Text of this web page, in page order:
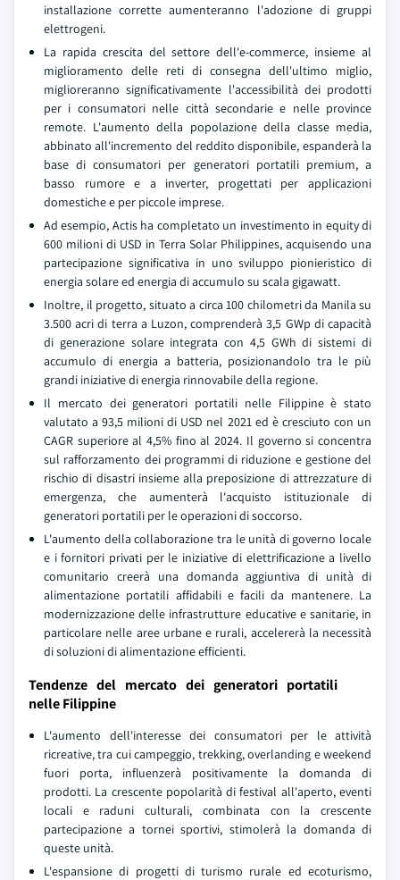
installazione corrette aumenteranno l'adozione di gruppi
elettrogeni.
La rapida crescita del settore dell'e-commerce, insieme al
miglioramento delle reti di consegna dell'ultimo miglio,
miglioreranno significativamente l'accessibilità dei prodotti
per i consumatori nelle città secondarie e nelle province
remote. L'aumento della popolazione della classe media,
abbinato all'incremento del reddito disponibile, espanderà la
base di consumatori per generatori portatili premium, a
basso rumore e a inverter, progettati per applicazioni
domestiche e per piccole imprese.
Ad esempio, Actis ha completato un investimento in equity di
600 milioni di USD in Terra Solar Philippines, acquisendo una
partecipazione significativa in uno sviluppo pionieristico di
energia solare ed energia di accumulo su scala gigawatt.
Inoltre, il progetto, situato a circa 100 chilometri da Manila su
3.500 acri di terra a Luzon, comprenderà 3,5 GWp di capacità
di generazione solare integrata con 4,5 GWh di sistemi di
accumulo di energia a batteria, posizionandolo tra le più
grandi iniziative di energia rinnovabile della regione.
Il mercato dei generatori portatili nelle Filippine è stato
valutato a 93,5 milioni di USD nel 2021 ed è cresciuto con un
CAGR superiore al 4,5% fino al 2024. Il governo si concentra
sul rafforzamento dei programmi di riduzione e gestione del
rischio di disastri insieme alla preposizione di attrezzature di
emergenza, che aumenterà l'acquisto istituzionale di
generatori portatili per le operazioni di soccorso.
L'aumento della collaborazione tra le unità di governo locale
e i fornitori privati per le iniziative di elettrificazione a livello
comunitario creerà una domanda aggiuntiva di unità di
alimentazione portatili affidabili e facili da mantenere. La
modernizzazione delle infrastrutture educative e sanitarie, in
particolare nelle aree urbane e rurali, accelererà la necessità
di soluzioni di alimentazione efficienti.
Tendenze del mercato dei generatori portatili
nelle Filippine
L'aumento dell'interesse dei consumatori per le attività
ricreative, tra cui campeggio, trekking, overlanding e weekend
fuori porta, influenzerà positivamente la domanda di
prodotti. La crescente popolarità di festival all'aperto, eventi
locali e raduni culturali, combinata con la crescente
partecipazione a tornei sportivi, stimolerà la domanda di
queste unità.
L'espansione di progetti di turismo rurale ed ecoturismo,